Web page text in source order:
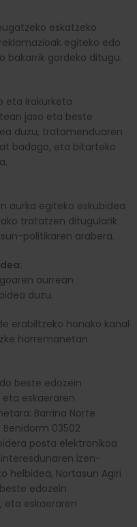
eskatzeko
egiteko edo
bakarrik gordeko ditugu.
eta irakurketa
jaso eta beste
duzu, tratamenduaren
badago, eta bitarteko
aurka egiteko eskubidea
tratatzen ditugularik
politikaren arabera.
aurrean
duzu.
erabiltzeko honako kanal
harremanetan
beste edozein
eskaeraren
Barrina Norte
Benidorm 03502
posta elektronikoa
izen-
helbidea, Nortasun Agiri
edozein
eta eskaeraren